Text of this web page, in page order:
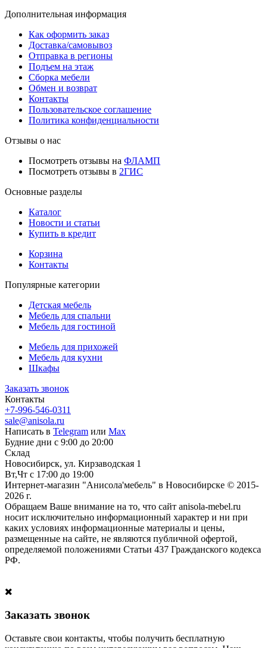
Дополнительная информация
Как оформить заказ
Доставка/самовывоз
Отправка в регионы
Подъем на этаж
Сборка мебели
Обмен и возврат
Контакты
Пользовательское соглашение
Политика конфиденциальности
Отзывы о нас
Посмотреть отзывы на ФЛАМП
Посмотреть отзывы в 2ГИС
Основные разделы
Каталог
Новости и статьи
Купить в кредит
Корзина
Контакты
Популярные категории
Детская мебель
Мебель для спальни
Мебель для гостиной
Мебель для прихожей
Мебель для кухни
Шкафы
Заказать звонок
Контакты
+7-996-546-0311
sale@anisola.ru
Написать в Telegram или Max
Будние дни с 9:00 до 20:00
Склад
Новосибирск, ул. Кирзаводская 1
Вт,Чт с 17:00 до 19:00
Интернет-магазин "Анисола'мебель" в Новосибирске © 2015-
2026 г.
Обращаем Ваше внимание на то, что сайт anisola-mebel.ru
носит исключительно информационный характер и ни при
каких условиях информационные материалы и цены,
размещенные на сайте, не являются публичной офертой,
определяемой положениями Статьи 437 Гражданского кодекса
РФ.
Заказать звонок
Оставьте свои контакты, чтобы получить бесплатную